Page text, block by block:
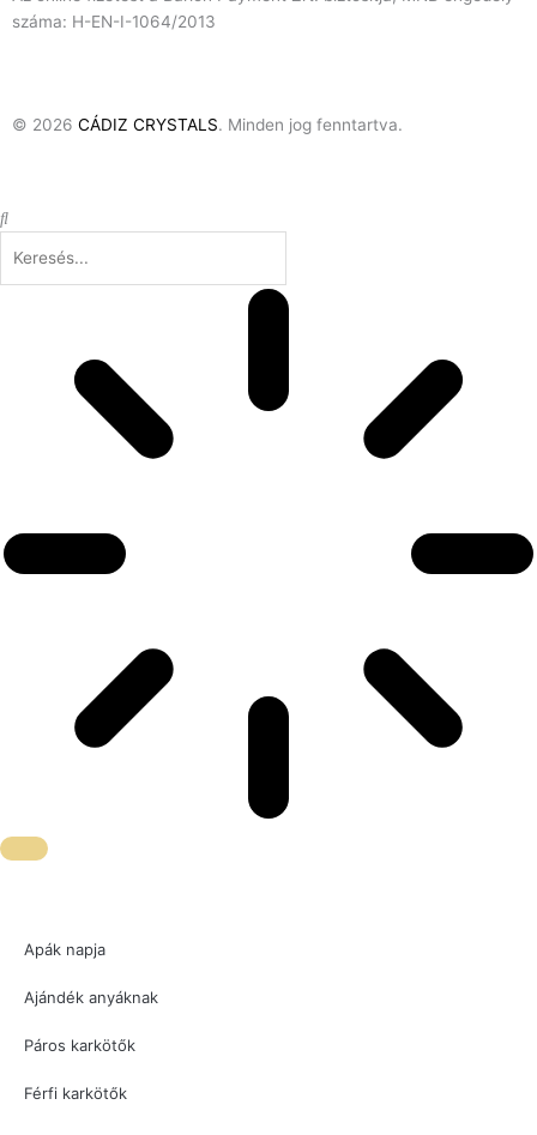
száma: H-EN-I-1064/2013
© 2026 CÁDIZ CRYSTALS. Minden jog fenntartva.
Keresés
Apák napja
Ajándék anyáknak
Páros karkötők
Férfi karkötők